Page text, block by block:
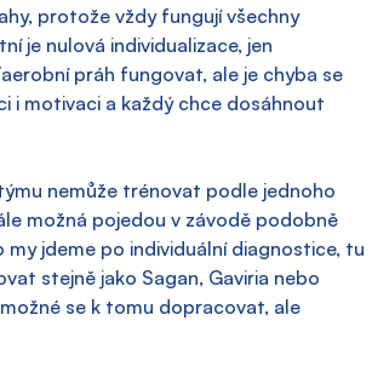
protože vždy fungují všechny
je nulová individualizace, jen
práh fungovat, ale je chyba se
i motivaci a každý chce dosáhnout
nemůže trénovat podle jednoho
možná pojedou v závodě podobně
jdeme po individuální diagnostice, tu
stejně jako Sagan, Gaviria nebo
se k tomu dopracovat, ale